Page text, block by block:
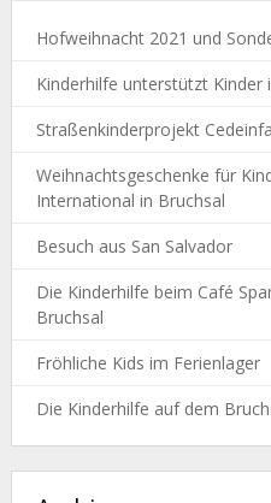
Hofweihnacht 2021 und
Kinderhilfe unterstützt Kinder
Straßenkinderprojekt
Weihnachtsgeschenke für
International in Bruchsal
Besuch aus San Salvador
Die Kinderhilfe beim Café
Bruchsal
Fröhliche Kids im Ferienlager
Die Kinderhilfe auf dem